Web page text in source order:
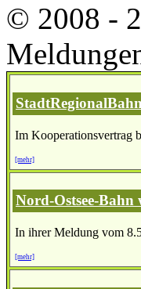
© 2008 -
Im Kooperationsvertrag
[mehr]
Nord-Ostsee-Bahn
In ihrer Meldung vom
[mehr]